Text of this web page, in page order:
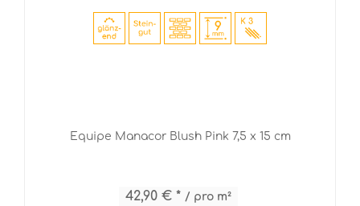
Equipe Manacor Blush Pink 7,5 x 15 cm
42,90 € * / pro m²